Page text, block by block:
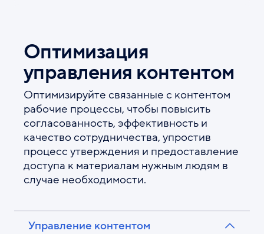
Оптимизация
управления контентом
Оптимизируйте связанные с контентом
рабочие процессы, чтобы повысить
согласованность, эффективность и
качество сотрудничества, упростив
процесс утверждения и предоставление
доступа к материалам нужным людям в
случае необходимости.
Управление контентом